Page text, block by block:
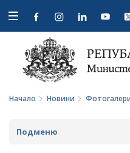
Open
navigation
Начало Новини
Подменю